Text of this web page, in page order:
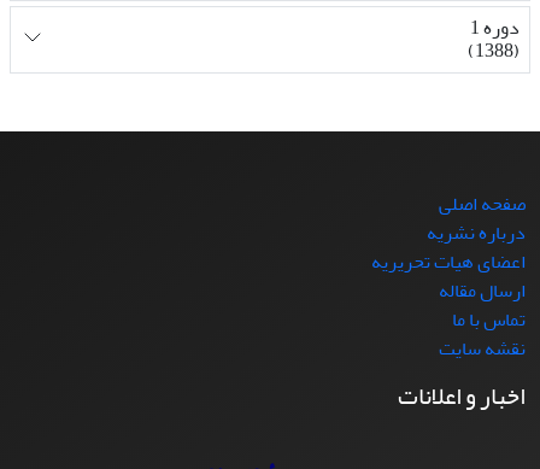
دوره 1
(1388)
صفحه اصلی
درباره نشریه
اعضای هیات تحریریه
ارسال مقاله
تماس با ما
نقشه سایت
اخبار و اعلانات